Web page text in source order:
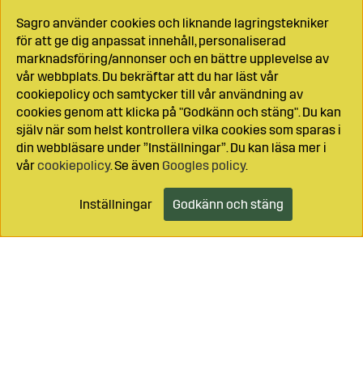
Lägg i kundvagnen
Sagro använder cookies och liknande lagringstekniker
för att ge dig anpassat innehåll, personaliserad
marknadsföring/annonser och en bättre upplevelse av
vår webbplats. Du bekräftar att du har läst vår
cookiepolicy och samtycker till vår användning av
cookies genom att klicka på "Godkänn och stäng". Du kan
själv när som helst kontrollera vilka cookies som sparas i
din webbläsare under ”Inställningar”. Du kan läsa mer i
vårcookiepolicy. Se även Googles policy.
Inställningar Godkänn och stäng